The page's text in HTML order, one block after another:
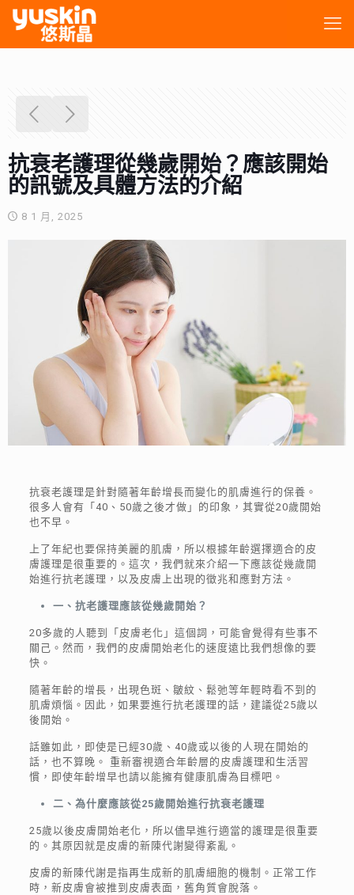
抗衰老護理從幾歲開始？應該開始
的訊號及具體方法的介紹
8 1 月, 2025
抗衰老護理是針對隨著年齡增長而變化的肌膚進行的保養。
很多人會有「40、50歲之後才做」的印象，其實從20歲開始
也不早。
上了年紀也要保持美麗的肌膚，所以根據年齡選擇適合的皮
膚護理是很重要的。這次，我們就來介紹一下應該從幾歲開
始進行抗老護理，以及皮膚上出現的徵兆和應對方法。
一、抗老護理應該從幾歲開始？
20多歲的人聽到「皮膚老化」這個詞，可能會覺得有些事不
關己。然而，我們的皮膚開始老化的速度遠比我們想像的要
快。
隨著年齡的增長，出現色斑、皺紋、鬆弛等年輕時看不到的
肌膚煩惱。因此，如果要進行抗老護理的話，建議從25歲以
後開始。
話雖如此，即使是已經30歲、40歲或以後的人現在開始的
話，也不算晚。 重新審視適合年齡層的皮膚護理和生活習
慣，即使年齡增早也請以能擁有健康肌膚為目標吧。
二、為什麼應該從25歲開始進行抗衰老護理
25歲以後皮膚開始老化，所以儘早進行適當的護理是很重要
的。其原因就是皮膚的新陳代謝變得紊亂。
皮膚的新陳代謝是指再生成新的肌膚細胞的機制。正常工作
時，新皮膚會被推到皮膚表面，舊角質會脫落。